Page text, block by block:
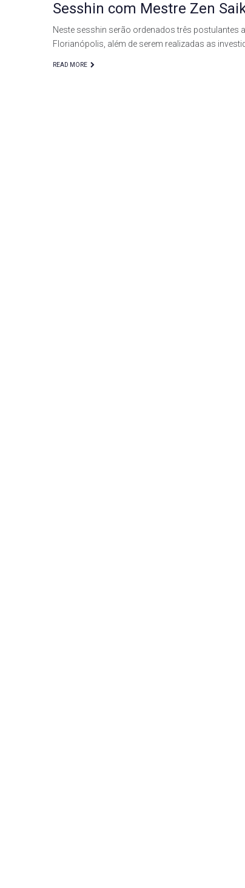
Sesshin com Mestre Zen
Neste sesshin serão ordenados três postulantes
Florianópolis, além de serem realizadas as
READ MORE